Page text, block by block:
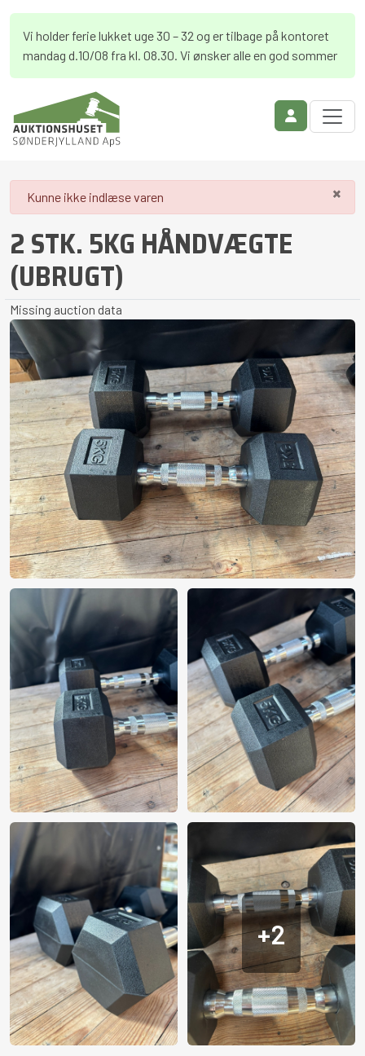
Vi holder ferie lukket uge 30 – 32 og er tilbage på kontoret
mandag d.10/08 fra kl. 08.30. Vi ønsker alle en god sommer
×
danger
Kunne ikke indlæse varen
2 STK. 5KG HÅNDVÆGTE
(UBRUGT)
Missing auction data
+2